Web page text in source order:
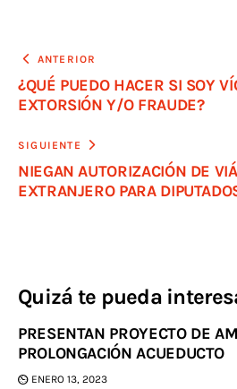
ANTERIOR
¿QUÉ PUEDO HACER SI SOY
EXTORSIÓN Y/O FRAUDE?
SIGUIENTE
NIEGAN AUTORIZACIÓN DE
EXTRANJERO PARA
Quizá te pueda
PRESENTAN PROYECTO DE
PROLONGACIÓN ACUEDUCTO
ENERO 13, 2023